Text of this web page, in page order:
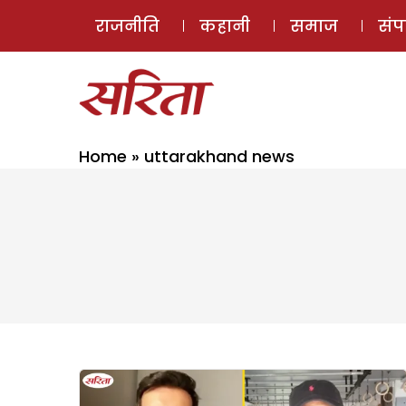
राजनीति कहानी समाज
Home » uttarakhand news